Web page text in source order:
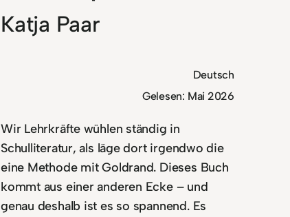
Katja Paar
Deutsch
Gelesen: Mai 2026
Wir Lehrkräfte wühlen ständig in
Schulliteratur, als läge dort irgendwo die
eine Methode mit Goldrand. Dieses Buch
kommt aus einer anderen Ecke – und
genau deshalb ist es so spannend. Es